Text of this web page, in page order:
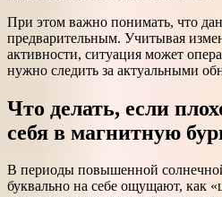
При этом важно понимать, что
предварительным. Учитывая
активности, ситуация может
нужно следить за актуальными
Что делать, если
себя в магнитную
В периоды повышенной
буквально на себе ощущают, как